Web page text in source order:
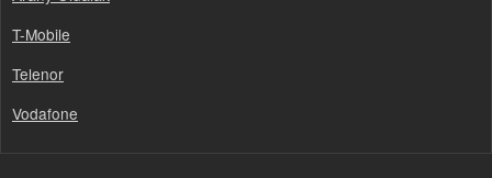
T-Mobile
Telenor
Vodafone